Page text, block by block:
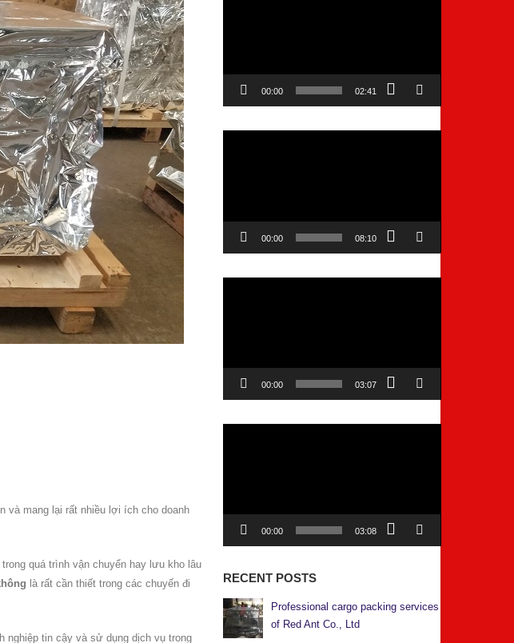
và mang lại rất nhiều lợi ích cho doanh
quá trình vận chuyển hay lưu kho lâu
là rất cần thiết trong các chuyến đi
nghiệp tin cậy và sử dụng dịch vụ trong
00:00 02:41
00:00 08:10
00:00 03:07
00:00 03:08
RECENT POSTS
Professional cargo packing services
of Red Ant Co., Ltd